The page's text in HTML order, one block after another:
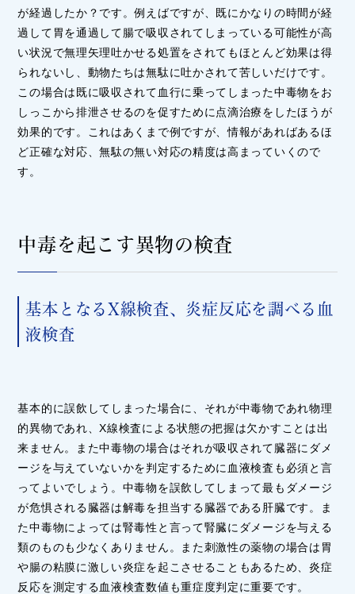
が経過したか？です。例えばですが、既にかなりの時間が経
過して胃を通過して腸で吸収されてしまっている可能性が高
い状況で無理矢理吐かせる処置をされてもほとんど効果は得
られないし、動物たちは無駄に吐かされて苦しいだけです。
この場合は既に吸収されて血行に乗ってしまった中毒物をお
しっこから排泄させるのを促すために点滴治療をしたほうが
効果的です。これはあくまで例ですが、情報があればあるほ
ど正確な対応、無駄の無い対応の精度は高まっていくので
す。
中毒を起こす異物の検査
基本となるX線検査、炎症反応を調べる血
液検査
基本的に誤飲してしまった場合に、それが中毒物であれ物理
的異物であれ、X線検査による状態の把握は欠かすことは出
来ません。また中毒物の場合はそれが吸収されて臓器にダメ
ージを与えていないかを判定するために血液検査も必須と言
ってよいでしょう。中毒物を誤飲してしまって最もダメージ
が危惧される臓器は解毒を担当する臓器である肝臓です。ま
た中毒物によっては腎毒性と言って腎臓にダメージを与える
類のものも少なくありません。また刺激性の薬物の場合は胃
や腸の粘膜に激しい炎症を起こさせることもあるため、炎症
反応を測定する血液検査数値も重症度判定に重要です。